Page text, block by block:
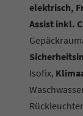
elektrisch,
Assist inkl.
Isofix,